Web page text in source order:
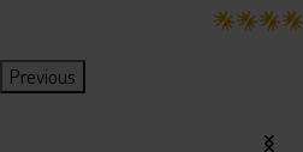
5
Previous